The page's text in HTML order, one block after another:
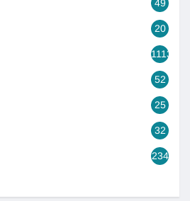
49
20
1113
52
25
32
234